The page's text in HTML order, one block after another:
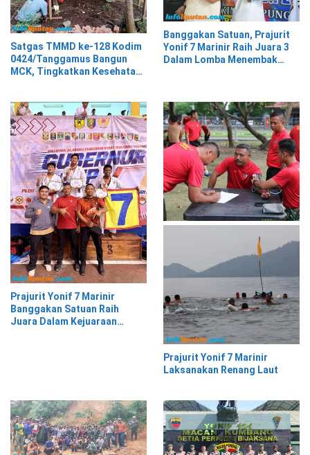
Satgas TMMD ke-128 Kodim
0424/Tanggamus Bangun
MCK, Tingkatkan Kesehatan
Banggakan Satuan, Prajurit
Yonif 7 Marinir Raih Juara 3
Dalam Lomba Menembak
Prajurit Yonif 7 Marinir
Banggakan Satuan Raih
Juara Dalam Kejuaraan
Prajurit Yonif 7 Marinir
Laksanakan Renang Laut